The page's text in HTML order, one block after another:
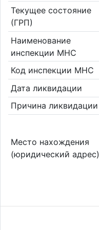
Текущее состояние
(ГРП)
Наименование
инспекции МНС
Код инспекции МНС
Дата ликвидации
Причина ликвидации
Место нахождения
(юридический адрес)